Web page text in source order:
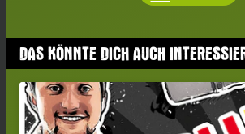
DAS KÖNNTE DICH AUCH